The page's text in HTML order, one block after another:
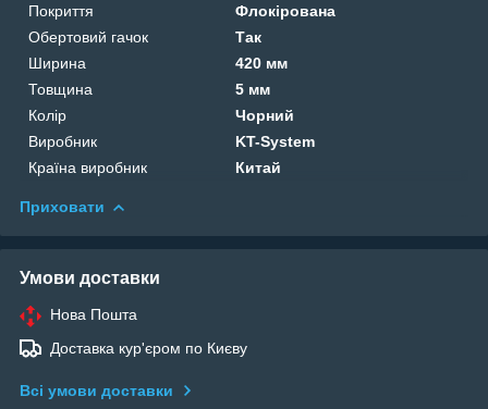
Покриття
Флокірована
Обертовий гачок
Так
Ширина
420 мм
Товщина
5 мм
Колір
Чорний
Виробник
KT-System
Країна виробник
Китай
Приховати
Умови доставки
Нова Пошта
Доставка кур'єром по Києву
Всі умови доставки